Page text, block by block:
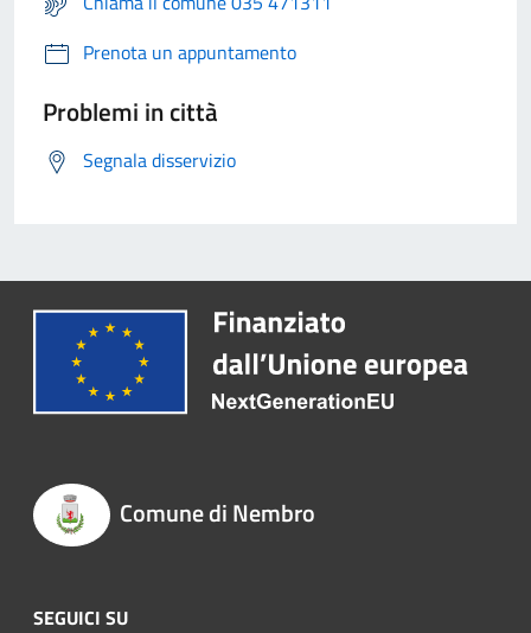
Prenota un appuntamento
Problemi in città
Segnala disservizio
Comune di Nembro
SEGUICI SU